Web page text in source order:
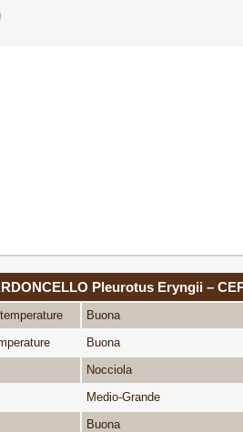
Pleurotus Eryngii –
Buona
Buona
Nocciola
Medio-Grande
Buona